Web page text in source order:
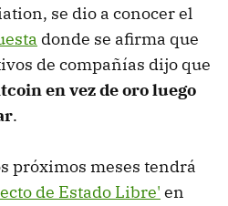
se dio a conocer el
donde se afirma que
de compañías dijo que
en vez de oro luego
.
próximos meses tendrá
de Estado Libre' en